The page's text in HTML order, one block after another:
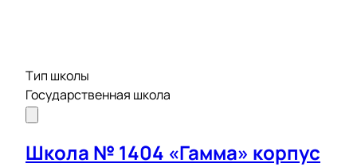
Тип школы
Государственная школа
Школа № 1404 «Гамма» корпус